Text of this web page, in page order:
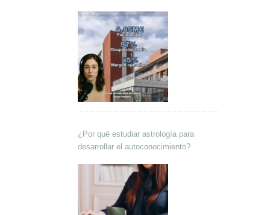
¿Por qué estudiar astrología para
desarrollar el autoconocimiento?